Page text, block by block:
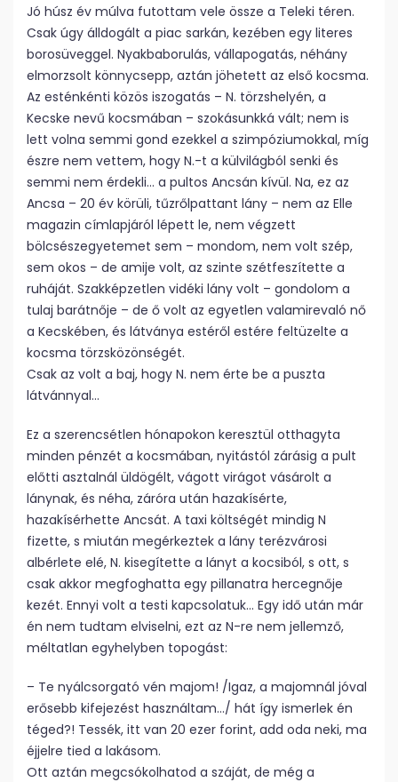
Jó húsz év múlva futottam vele össze a Teleki téren.
Csak úgy álldogált a piac sarkán, kezében egy literes
borosüveggel. Nyakbaborulás, vállapogatás, néhány
elmorzsolt könnycsepp, aztán jöhetett az első kocsma.
Az esténkénti közös iszogatás – N. törzshelyén, a
Kecske nevű kocsmában – szokásunkká vált; nem is
lett volna semmi gond ezekkel a szimpóziumokkal, míg
észre nem vettem, hogy N.-t a külvilágból senki és
semmi nem érdekli… a pultos Ancsán kívül. Na, ez az
Ancsa – 20 év körüli, tűzrőlpattant lány – nem az Elle
magazin címlapjáról lépett le, nem végzett
bölcsészegyetemet sem – mondom, nem volt szép,
sem okos – de amije volt, az szinte szétfeszítette a
ruháját. Szakképzetlen vidéki lány volt – gondolom a
tulaj barátnője – de ő volt az egyetlen valamirevaló nő
a Kecskében, és látványa estéről estére feltüzelte a
kocsma törzsközönségét.
Csak az volt a baj, hogy N. nem érte be a puszta
látvánnyal…
Ez a szerencsétlen hónapokon keresztül otthagyta
minden pénzét a kocsmában, nyitástól zárásig a pult
előtti asztalnál üldögélt, vágott virágot vásárolt a
lánynak, és néha, záróra után hazakísérte,
hazakísérhette Ancsát. A taxi költségét mindig N
fizette, s miután megérkeztek a lány terézvárosi
albérlete elé, N. kisegítette a lányt a kocsiból, s ott, s
csak akkor megfoghatta egy pillanatra hercegnője
kezét. Ennyi volt a testi kapcsolatuk… Egy idő után már
én nem tudtam elviselni, ezt az N-re nem jellemző,
méltatlan egyhelyben topogást:
– Te nyálcsorgató vén majom! /Igaz, a majomnál jóval
erősebb kifejezést használtam…/ hát így ismerlek én
téged?! Tessék, itt van 20 ezer forint, add oda neki, ma
éjjelre tied a lakásom.
Ott aztán megcsókolhatod a száját, de még a